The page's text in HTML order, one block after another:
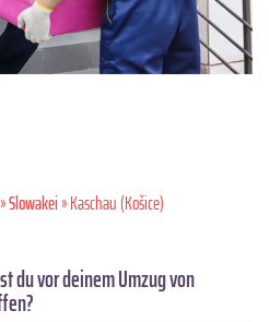
»Slowakei» Kaschau (Košice)
du vor deinem Umzug von